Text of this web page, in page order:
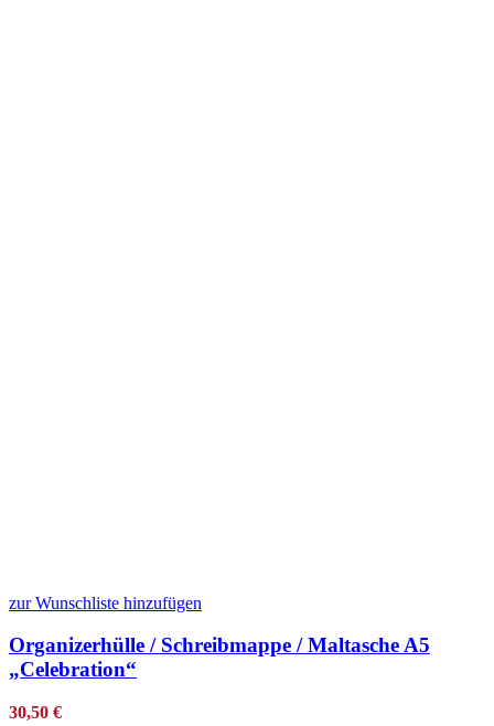
zur Wunschliste hinzufügen
Organizerhülle / Schreibmappe / Maltasche A5
„Celebration“
30,50 €